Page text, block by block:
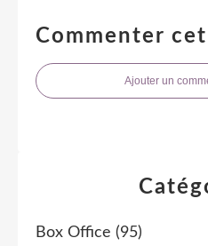
Commenter
Ajouter un
Box Office (95)